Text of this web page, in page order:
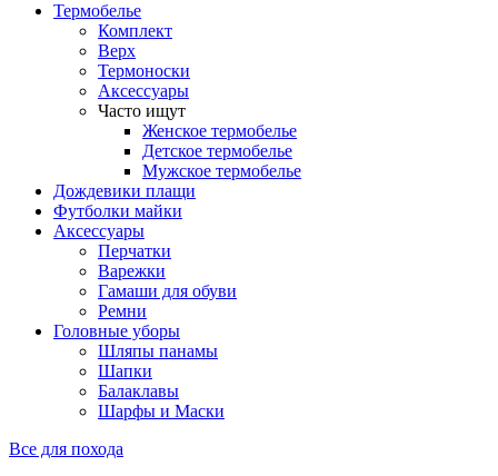
Термобелье
Комплект
Верх
Термоноски
Аксессуары
Часто ищут
Женское термобелье
Детское термобелье
Мужское термобелье
Дождевики плащи
Футболки майки
Аксессуары
Перчатки
Варежки
Гамаши для обуви
Ремни
Головные уборы
Шляпы панамы
Шапки
Балаклавы
Шарфы и Маски
Все для похода